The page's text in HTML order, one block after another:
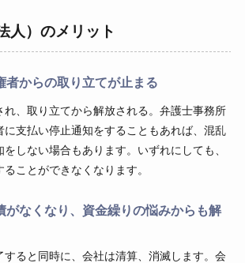
人）のメリット
者からの取り立てが止まる
れ、取り立てから解放される。弁護士事務所
に支払い停止通知をすることもあれば、混乱
しない場合もあります。いずれにしても、
ことができなくなります。
がなくなり、資金繰りの悩みからも解
すると同時に、会社は清算、消滅します。会